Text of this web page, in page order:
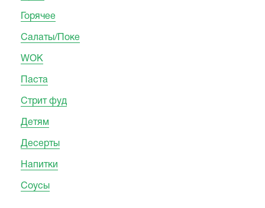
Горячее
Салаты/Поке
WOK
Паста
Стрит фуд
Детям
Десерты
Напитки
Соусы